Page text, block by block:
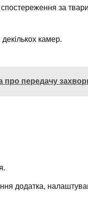
за
камер.
про передачу
додатка,